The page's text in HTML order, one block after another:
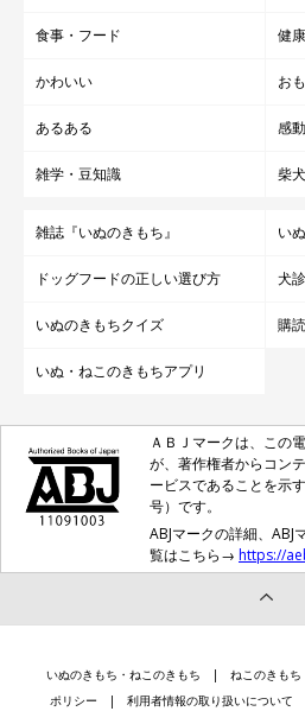
食事・フード 健
かわいい お
あるある 感動
雑学・豆知識 柴犬
雑誌『いぬのきもち』 い
ドッグフードの正しい選び方 犬
いぬのきもちクイズ 購
いぬ・ねこのきもちアプリ
ＡＢＪマークは、この
が、著作権者からコン
ービスであることを示
号）です。
ABJマークの詳細、
覧はこちら→ https://
いぬのきもち・ねこのきもち ねこのきもち
ポリシー
利用者情報の取り扱いについて